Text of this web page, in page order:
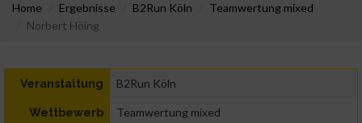
Home Ergebnisse B2Run Köln
Teamwertung mixed
Norbert Höing
Veranstaltung B2Run Köln
Wettbewerb Teamwertung mixed